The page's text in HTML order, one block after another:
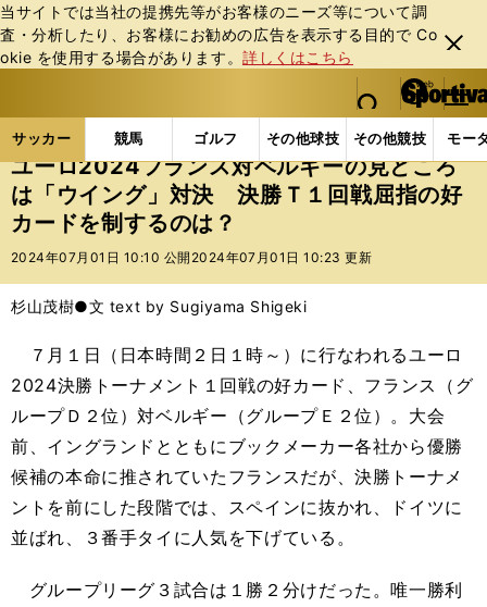
当サイトでは当社の提携先等がお客様のニーズ等について調
査・分析したり、お客様にお勧めの広告を表⽰する⽬的で Co
okie を使⽤する場合があります。詳しくはこちら
閉じ
る
web Sportiva (webスポルティーバ)
検索
マイペ
ー
ジ
メニュ
サッカー 競馬 ゴルフ その他球技 その他競技 モー
ス
ポ
ル
テ
ー
バ
サッカーの記事一覧 海外サッカー 海外サッカー
ユーロ2024フランス対ベルギーの見どころ
は「ウイング」対決 決勝Ｔ１回戦屈指の好
カードを制するのは？
2024年07月01日 10:10 公開 2024年07月01日 10:23 更新
杉山茂樹●文 text by Sugiyama Shigeki
７月１日（日本時間２日１時～）に行なわれるユーロ
2024決勝トーナメント１回戦の好カード、フランス（グ
ループＤ２位）対ベルギー（グループＥ２位）。大会
前、イングランドとともにブックメーカー各社から優勝
候補の本命に推されていたフランスだが、決勝トーナメ
ントを前にした段階では、スペインに抜かれ、ドイツに
並ばれ、３番手タイに人気を下げている。
グループリーグ３試合は１勝２分けだった。唯一勝利